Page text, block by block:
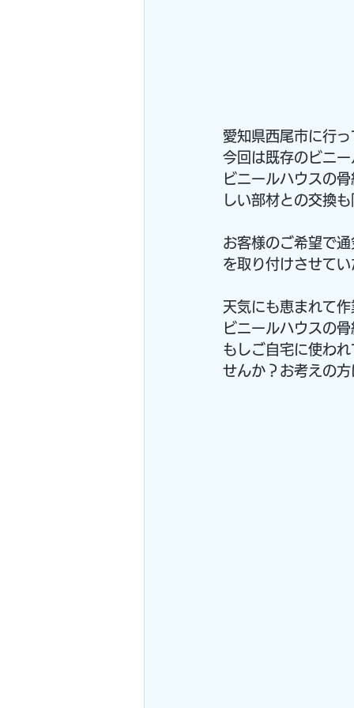
愛知県西尾市に行
今回は既存のビニ
ビニールハウスの
しい部材との交換
お客様のご希望で
を取り付けさせて
天気にも恵まれて
ビニールハウスの
もしご自宅に使わ
せんか？お考えの